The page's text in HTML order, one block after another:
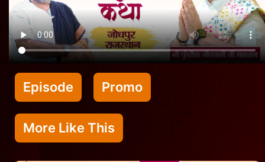
Episode Promo
More Like This